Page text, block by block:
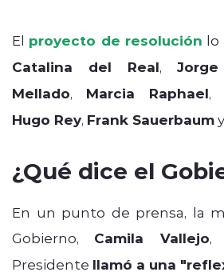
El proyecto de resolución lo
Catalina del Real,
Mellado, Marcia Raphael,
Hugo Rey, Frank Sauerbaumy
¿Qué dice el
En un punto de prensa, la
Gobierno, Camila Vallejo,
Presidente llamó a una